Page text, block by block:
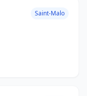
Saint-Malo